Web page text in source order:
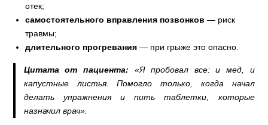
отек;
самостоятельного вправления позвонков — риск
травмы;
длительного прогревания — при грыже это опасно.
Цитата от пациента: «Я пробовал все: и мед, и
капустные листья. Помогло только, когда начал
делать упражнения и пить таблетки, которые
назначил врач».